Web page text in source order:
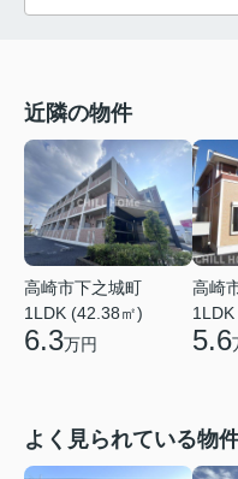
近隣の物件
高崎市下之城町
1LDK (42.38㎡)
6.3万円
高崎
5.6
よく見られている物